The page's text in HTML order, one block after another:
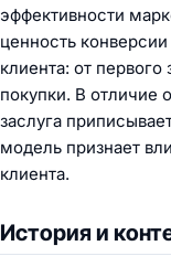
эффективности
ценность
клиента: от
покупки. В отличие
заслуга
модель признает
клиента.
История и